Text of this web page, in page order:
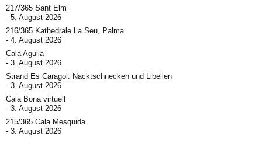
217/365 Sant Elm
5. August 2026
216/365 Kathedrale La Seu, Palma
4. August 2026
Cala Agulla
3. August 2026
Strand Es Caragol: Nacktschnecken und Libellen
3. August 2026
Cala Bona virtuell
3. August 2026
215/365 Cala Mesquida
3. August 2026